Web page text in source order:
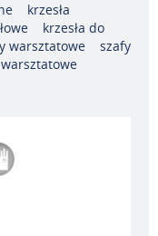
krzesła
krzesła do
warsztatowe
szafy
warsztatowe